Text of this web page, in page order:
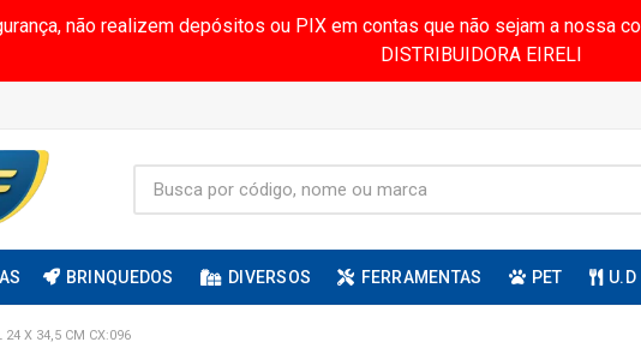
não realizem depósitos ou PIX em contas que não sejam a nossa
DISTRIBUIDORA EIRELI
BRINQUEDOS DIVERSOS FERRAMENTAS PET U.D
24 X 34,5 CM CX:096